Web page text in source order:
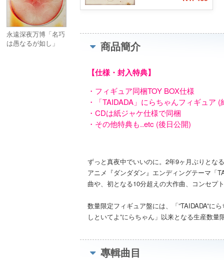
永遠深夜万博「名巧
は愚なるが如し」
商品簡介
【仕様・封入特典】
・フィギュア同梱TOY BOX仕様
・「TAIDADA」にらちゃんフィギュア (
・CDは紙ジャケ仕様で同梱
・その他特典も..etc (後日公開)
ずっと真夜中でいいのに。2年9ヶ月ぶりとな
アニメ『ダンダダン』エンディングテーマ「
曲や、初となる10分超えの大作曲、コンセプ
数量限定フィギュア盤には、「”TAIDADA”に
しといてよ”にらちゃん」以来となる生産数量
專輯曲目